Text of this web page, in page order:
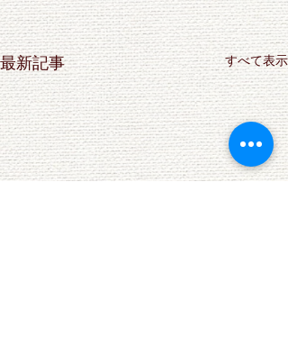
最新記事 すべて表示